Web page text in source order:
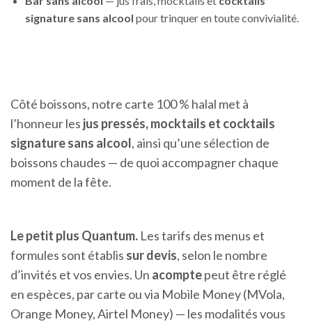
signature sans alcool pour trinquer en toute convivialité.
Côté boissons, notre carte 100 % halal met à
l’honneur les jus pressés, mocktails et cocktails
signature sans alcool, ainsi qu’une sélection de
boissons chaudes — de quoi accompagner chaque
moment de la fête.
Le petit plus Quantum. Les tarifs des menus et
formules sont établis sur devis, selon le nombre
d’invités et vos envies. Un acomptepeut être réglé
en espèces, par carte ou via Mobile Money (MVola,
Orange Money, Airtel Money) — les modalités vous